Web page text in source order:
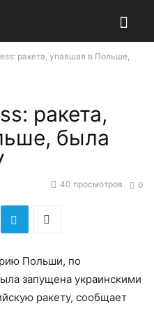
ракета, упавшая в Польше,
ракета,
была
0
40 просмотров
Польши, по
запущена украинскими
ракету, сообщает